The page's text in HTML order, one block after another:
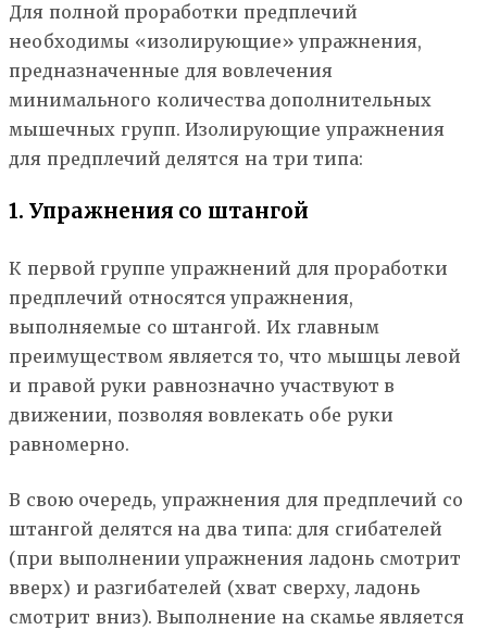
Для полной проработки предплечий
необходимы «изолирующие» упражнения,
предназначенные для вовлечения
минимального количества дополнительных
мышечных групп. Изолирующие упражнения
для предплечий делятся на три типа:
1. Упражнения со штангой
К первой группе упражнений для проработки
предплечий относятся упражнения,
выполняемые со штангой. Их главным
преимуществом является то, что мышцы левой
и правой руки равнозначно участвуют в
движении, позволяя вовлекать обе руки
равномерно.
В свою очередь, упражнения для предплечий со
штангой делятся на два типа: для сгибателей
(при выполнении упражнения ладонь смотрит
вверх) и разгибателей (хват сверху, ладонь
смотрит вниз). Выполнение на скамье является